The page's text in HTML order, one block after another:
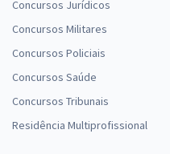
Concursos Jurídicos
Concursos Militares
Concursos Policiais
Concursos Saúde
Concursos Tribunais
Residência Multiprofissional